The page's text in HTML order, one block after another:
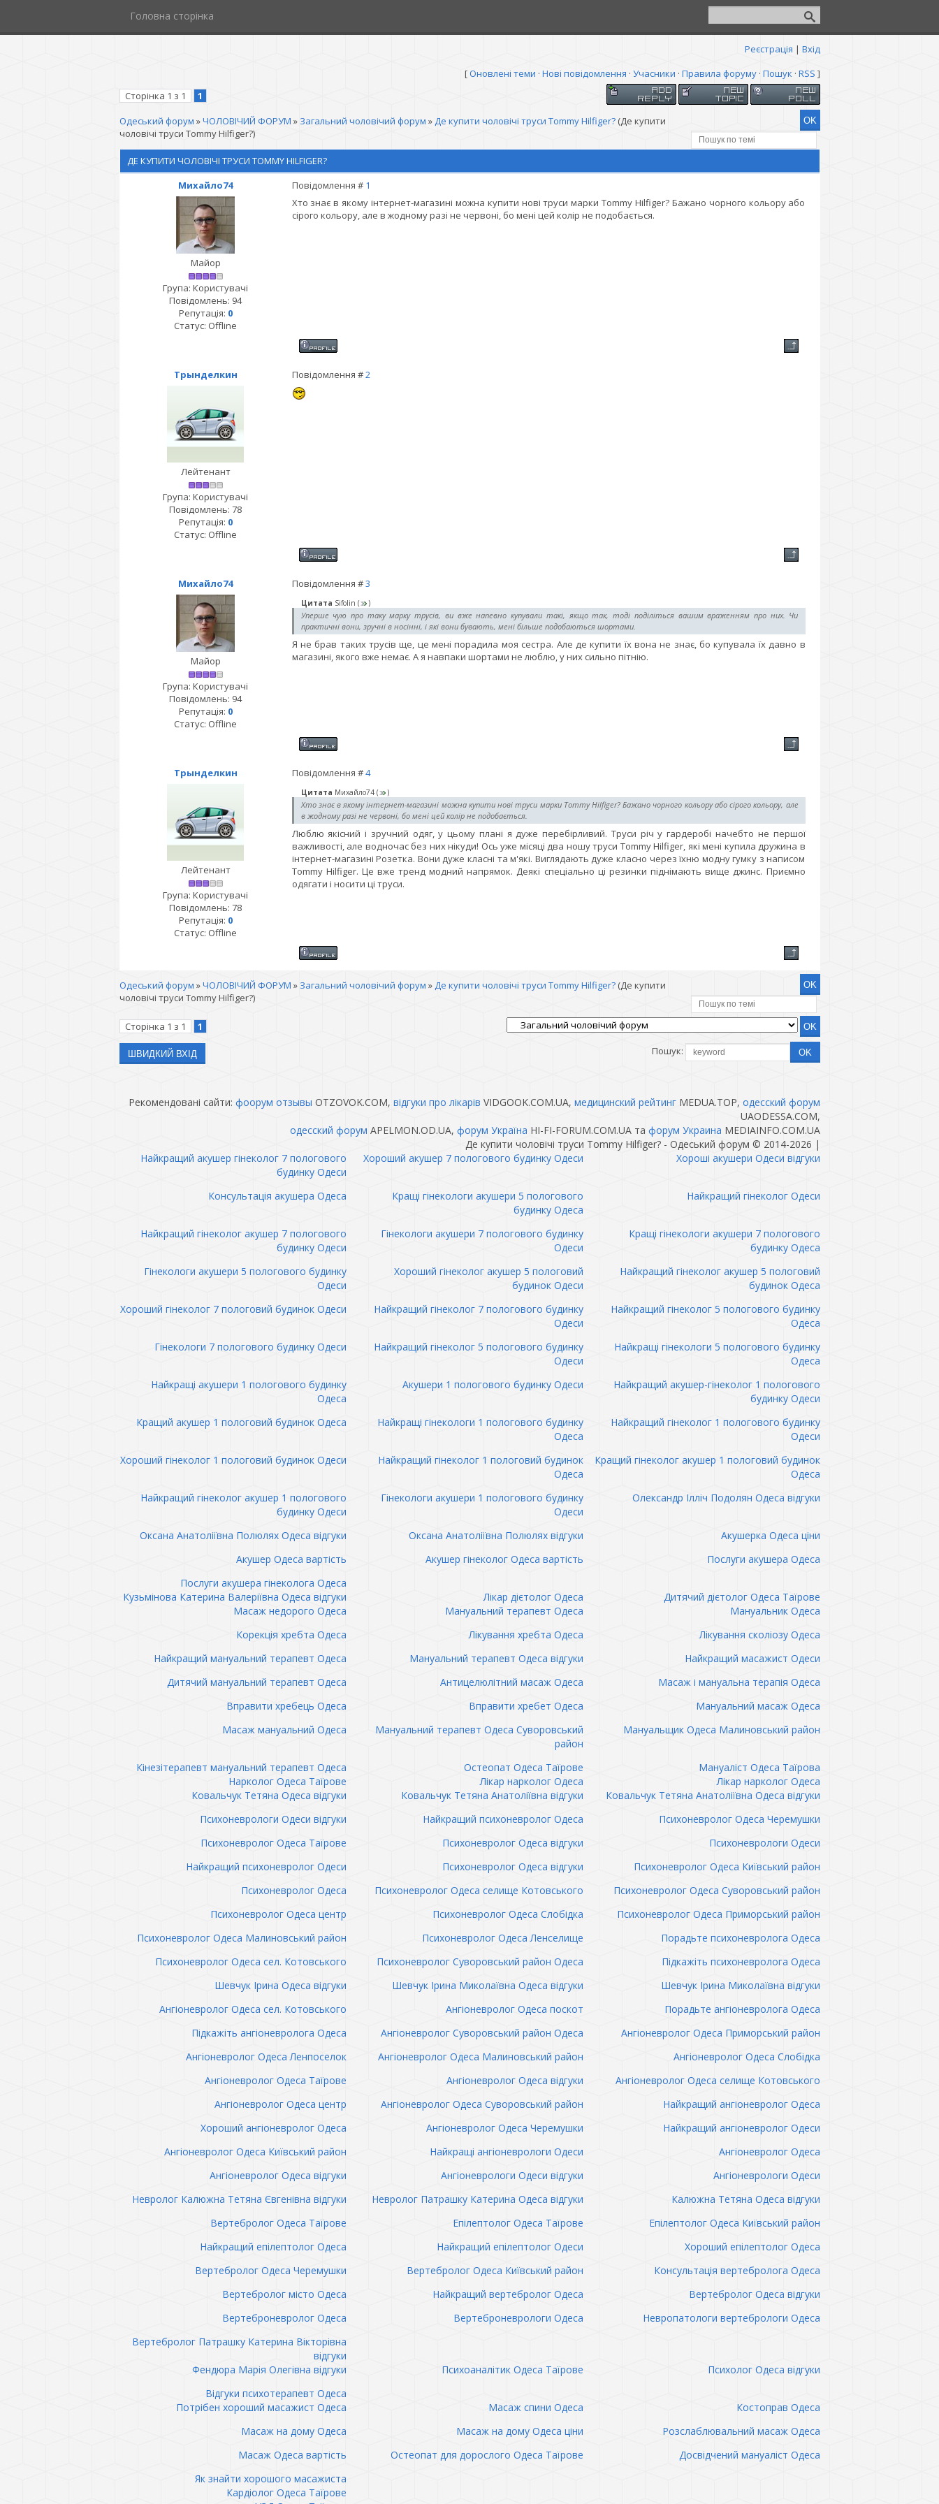
Головна сторінка
Реєстрація | Вхід
[Оновлені теми · Нові повідомлення · Учасники · Правила форуму· Пошук · RSS ]
Сторінка 1 з 1
1
Одеський форум »ЧОЛОВІЧИЙ ФОРУМ » Загальний чоловічий форум »Де купити чоловічі труси Tommy Hilfiger? (Де купити
чоловічі труси Tommy Hilfiger?)
ДЕ КУПИТИ ЧОЛОВІЧІ ТРУСИ TOMMY HILFIGER?
Михайло74
Повідомлення # 1
Майор
Група: Користувачі
Повідомлень: 94
Репутація: 0
Статус: Offline
Хто знає в якому інтернет-магазині можна купити нові труси марки Tommy Hilfiger? Бажано чорного кольору або
сірого кольору, але в жодному разі не червоні, бо мені цей колір не подобається.
Трынделкин Повідомлення #2
Лейтенант
Група: Користувачі
Повідомлень: 78
Репутація: 0
Статус: Offline
Михайло74 Повідомлення #3
Майор
Група: Користувачі
Повідомлень: 94
Репутація: 0
Статус: Offline
Цитата Sifolin ( )
Уперше чую про таку марку трусів, ви вже напевно купували такі, якщо так, тоді поділіться вашим враженням про них. Чи
практичні вони, зручні в носінні, і які вони бувають, мені більше подобаються шортами.
Я не брав таких трусів ще, це мені порадила моя сестра. Але де купити їх вона не знає, бо купувала їх давно в
магазині, якого вже немає. А я навпаки шортами не люблю, у них сильно пітнію.
Трынделкин Повідомлення #4
Лейтенант
Група: Користувачі
Повідомлень: 78
Репутація: 0
Статус: Offline
Цитата Михайло74( )
Хто знає в якому інтернет-магазині можна купити нові труси марки Tommy Hilfiger? Бажано чорного кольору або сірого кольору, але
в жодному разі не червоні, бо мені цей колір не подобається.
Люблю якісний і зручний одяг, у цьому плані я дуже перебірливий. Труси річ у гардеробі начебто не першої
важливості, але водночас без них нікуди! Ось уже місяці два ношу труси Tommy Hilfiger, які мені купила дружина в
інтернет-магазині Розетка. Вони дуже класні та м'які. Виглядають дуже класно через їхню модну гумку з написом
Tommy Hilfiger. Це вже тренд модний напрямок. Деякі спеціально ці резинки піднімають вище джинс. Приємно
одягати і носити ці труси.
Одеський форум »ЧОЛОВІЧИЙ ФОРУМ » Загальний чоловічий форум »Де купити чоловічі труси Tommy Hilfiger? (Де купити
чоловічі труси Tommy Hilfiger?)
Сторінка 1 з 1
1
Пошук:
Рекомендовані сайти: фоорум отзывы OTZOVOK.COM, відгуки про лікарів VIDGOOK.COM.UA, медицинский рейтингMEDUA.TOP, одесский форум
UAODESSA.COM,
одесский форум APELMON.OD.UA, форум Україна HI-FI-FORUM.COM.UA та форум Украина MEDIAINFO.COM.UA
Де купити чоловічі труси Tommy Hilfiger? - Одеський форум © 2014-2026 |
Найкращий акушер гінеколог 7 пологового
будинку Одеси
Хороший акушер 7 пологового будинку Одеси Хороші акушери Одеси відгуки
Консультація акушера Одеса
Кращі гінекологи акушери 5 пологового
будинку Одеса
Найкращий гінеколог Одеси
Найкращий гінеколог акушер 7 пологового
будинку Одеси
Гінекологи акушери 7 пологового будинку
Одеси
Кращі гінекологи акушери 7 пологового
будинку Одеса
Гінекологи акушери 5 пологового будинку
Одеси
Хороший гінеколог акушер 5 пологовий
будинок Одеси
Найкращий гінеколог акушер 5 пологовий
будинок Одеса
Хороший гінеколог 7 пологовий будинок Одеси
Найкращий гінеколог 7 пологового будинку
Одеси
Найкращий гінеколог 5 пологового будинку
Одеса
Гінекологи 7 пологового будинку Одеси
Найкращий гінеколог 5 пологового будинку
Одеси
Найкращі гінекологи 5 пологового будинку
Одеса
Найкращі акушери 1 пологового будинку
Одеса
Акушери 1 пологового будинку Одеси
Найкращий акушер-гінеколог 1 пологового
будинку Одеси
Кращий акушер 1 пологовий будинок Одеса
Найкращі гінекологи 1 пологового будинку
Одеса
Найкращий гінеколог 1 пологового будинку
Одеси
Хороший гінеколог 1 пологовий будинок Одеси
Найкращий гінеколог 1 пологовий будинок
Одеса
Кращий гінеколог акушер 1 пологовий будинок
Одеса
Найкращий гінеколог акушер 1 пологового
будинку Одеси
Гінекологи акушери 1 пологового будинку
Одеси
Олександр Ілліч Подолян Одеса відгуки
Оксана Анатоліївна Полюлях Одеса відгуки Оксана Анатоліївна Полюлях відгуки
Акушерка Одеса ціни
Акушер Одеса вартість
Акушер гінеколог Одеса вартість
Послуги акушера Одеса
Послуги акушера гінеколога Одеса
Кузьмінова Катерина Валеріївна Одеса відгуки
Лікар дієтолог Одеса
Дитячий дієтолог Одеса Таїрове
Масаж недорого Одеса
Мануальний терапевт Одеса
Мануальник Одеса
Корекція хребта Одеса
Лікування хребта Одеса
Лікування сколіозу Одеса
Найкращий мануальний терапевт Одеса
Мануальний терапевт Одеса відгуки
Найкращий масажист Одеси
Дитячий мануальний терапевт Одеса
Антицелюлітний масаж Одеса
Масаж і мануальна терапія Одеса
Вправити хребець Одеса
Вправити хребет Одеса
Мануальний масаж Одеса
Масаж мануальний Одеса
Мануальний терапевт Одеса Суворовський
район
Мануальщик Одеса Малиновський район
Кінезітерапевт мануальний терапевт Одеса Остеопат Одеса Таїрове
Мануаліст Одеса Таїрова
Нарколог Одеса Таїрове
Лікар нарколог Одеса
Лікар нарколог Одеса
Ковальчук Тетяна Одеса відгуки
Ковальчук Тетяна Анатоліївна відгуки
Ковальчук Тетяна Анатоліївна Одеса відгуки
Психоневрологи Одеси відгуки
Найкращий психоневролог Одеса
Психоневролог Одеса Черемушки
Психоневролог Одеса Таїрове
Психоневролог Одеса відгуки
Психоневрологи Одеси
Найкращий психоневролог Одеси
Психоневролог Одеса відгуки
Психоневролог Одеса Київський район
Психоневролог Одеса
Психоневролог Одеса селище Котовського
Психоневролог Одеса Суворовський район
Психоневролог Одеса центр
Психоневролог Одеса Слобідка
Психоневролог Одеса Приморський район
Психоневролог Одеса Малиновський район
Психоневролог Одеса Ленселище
Порадьте психоневролога Одеса
Психоневролог Одеса сел. Котовського
Психоневролог Суворовський район Одеса
Підкажіть психоневролога Одеса
Шевчук Ірина Одеса відгуки
Шевчук Ірина Миколаївна Одеса відгуки
Шевчук Ірина Миколаївна відгуки
Ангіоневролог Одеса сел. Котовського
Ангіоневролог Одеса поскот
Порадьте ангіоневролога Одеса
Підкажіть ангіоневролога Одеса
Ангіоневролог Суворовський район Одеса
Ангіоневролог Одеса Приморський район
Ангіоневролог Одеса Ленпоселок
Ангіоневролог Одеса Малиновський район
Ангіоневролог Одеса Слобідка
Ангіоневролог Одеса Таїрове
Ангіоневролог Одеса відгуки
Ангіоневролог Одеса селище Котовського
Ангіоневролог Одеса центр
Ангіоневролог Одеса Суворовський район
Найкращий ангіоневролог Одеса
Хороший ангіоневролог Одеса
Ангіоневролог Одеса Черемушки
Найкращий ангіоневролог Одеси
Ангіоневролог Одеса Київський район
Найкращі ангіоневрологи Одеси
Ангіоневролог Одеса
Ангіоневролог Одеса відгуки
Ангіоневрологи Одеси відгуки
Ангіоневрологи Одеси
Невролог Калюжна Тетяна Євгенівна відгуки
Невролог Патрашку Катерина Одеса відгуки
Калюжна Тетяна Одеса відгуки
Вертебролог Одеса Таїрове
Епілептолог Одеса Таїрове
Епілептолог Одеса Київський район
Найкращий епілептолог Одеса
Найкращий епілептолог Одеси
Хороший епілептолог Одеса
Вертебролог Одеса Черемушки
Вертебролог Одеса Київський район
Консультація вертебролога Одеса
Вертебролог місто Одеса
Найкращий вертебролог Одеса
Вертебролог Одеса відгуки
Вертеброневролог Одеса
Вертеброневрологи Одеса
Невропатологи вертебрологи Одеса
Вертебролог Патрашку Катерина Вікторівна
відгуки
Фендюра Марія Олегівна відгуки
Психоаналітик Одеса Таїрове
Психолог Одеса відгуки
Відгуки психотерапевт Одеса
Потрібен хороший масажист Одеса
Масаж спини Одеса
Костоправ Одеса
Масаж на дому Одеса
Масаж на дому Одеса ціни
Розслаблювальний масаж Одеса
Масаж Одеса вартість
Остеопат для дорослого Одеса Таїрове
Досвідчений мануаліст Одеса
Як знайти хорошого масажиста
Кардіолог Одеса Таїрове